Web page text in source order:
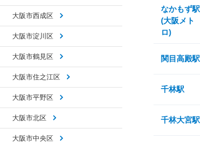
大阪市西成区
大阪市淀川区
大阪市鶴見区
大阪市住之江区
大阪市平野区
大阪市北区
大阪市中央区
なかもず駅
(大阪メト
ロ)
関目高殿駅
千林駅
千林大宮駅